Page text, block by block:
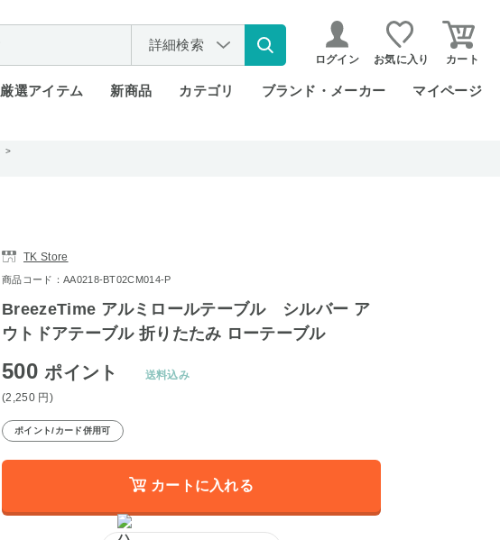
詳細検索
ログイン お気に入り カート
厳選アイテム 新商品 カテゴリ ブランド・メーカー マイページ
TK Store
商品コード：AA0218-BT02CM014-P
BreezeTime アルミロールテーブル シルバー ア
ウトドアテーブル 折りたたみ ローテーブル
500ポイント
(2,250 円 )
送料込み
ポイント/カード併用可
カートに入れる